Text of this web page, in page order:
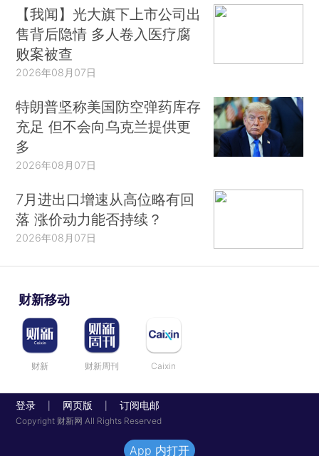
【我闻】光大旗下上市公司出
售背后隐情 多人卷入医疗腐
败案被查
2026年08月07日
特朗普坚称美国防空弹药库存
充足 但不会向乌克兰提供更
多
2026年08月07日
7月进出口增速从高位略有回
落 涨价动力能否持续？
2026年08月07日
财新移动
财新 财新周刊 Caixin
登录 网页版 订阅电邮
Copyright 财新网 All Rights Reserved
App 内打开